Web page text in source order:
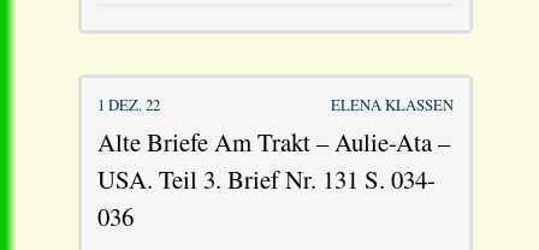
1 DEZ. 22 ELENA KLASSEN
Alte Briefe Am Trakt – Aulie-Ata –
USA. Teil 3. Brief Nr. 131 S. 034-
036